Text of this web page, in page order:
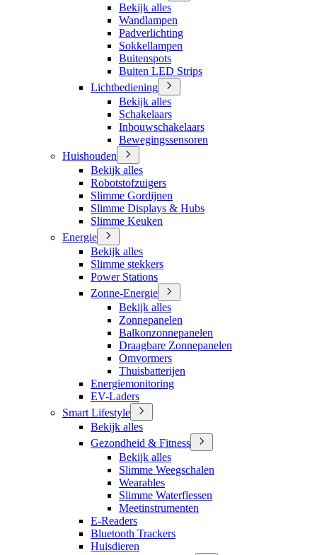
Bekijk alles
Wandlampen
Padverlichting
Sokkellampen
Buitenspots
Buiten LED Strips
Lichtbediening
Bekijk alles
Schakelaars
Inbouwschakelaars
Bewegingssensoren
Huishouden
Bekijk alles
Robotstofzuigers
Slimme Gordijnen
Slimme Displays & Hubs
Slimme Keuken
Energie
Bekijk alles
Slimme stekkers
Power Stations
Zonne-Energie
Bekijk alles
Zonnepanelen
Balkonzonnepanelen
Draagbare Zonnepanelen
Omvormers
Thuisbatterijen
Energiemonitoring
EV-Laders
Smart Lifestyle
Bekijk alles
Gezondheid & Fitness
Bekijk alles
Slimme Weegschalen
Wearables
Slimme Waterflessen
Meetinstrumenten
E-Readers
Bluetooth Trackers
Huisdieren